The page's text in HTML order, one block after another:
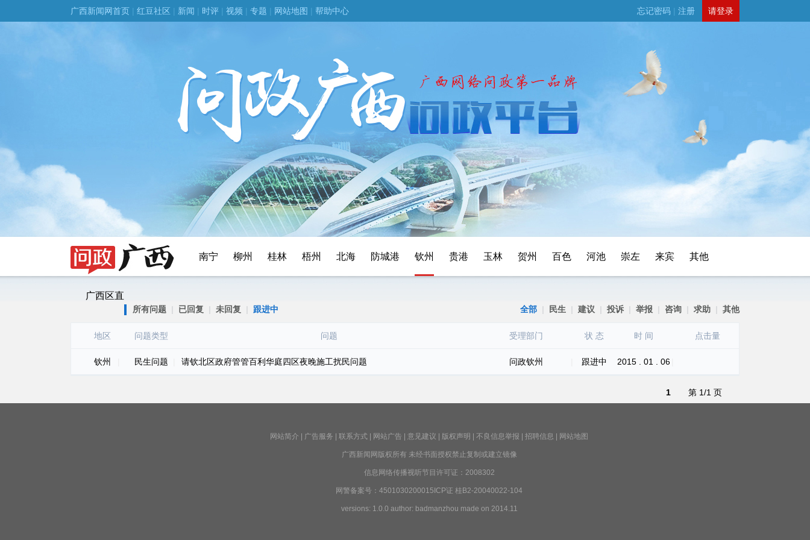
广西新闻网首页 | 红豆社区 | 新闻 | 时评 | 视频 | 专题 | 网站地图 | 帮助中心 请登录
忘记密码 | 注册
南宁 柳州 桂林 梧州 北海 防城港 钦州 贵港 玉林 贺州 百色 河池 崇左 来宾 其他
广西区直
所有问题 | 已回复 | 未回复 | 跟进中 全部 | 民生 | 建议 | 投诉 | 举报 | 咨询 | 求助 | 其他
地区 问题类型 问题 受理部门 状 态 时 间 点击量
钦州 民生问题 请钦北区政府管管百利华庭四区夜晚施工扰民问题 问政钦州 跟进中 2015 . 01 . 06
1 第 1/1 页
网站简介 广告服务 联系方式 网站广告 意见建议 版权声明 不良信息举报 招聘信息 网站地图
广西新闻网版权所有 未经书面授权禁止复制或建立镜像
信息网络传播视听节目许可证：2008302
网警备案号：4501030200015ICP证 桂B2-20040022-104
versions: 1.0.0 author: badmanzhou made on 2014.11